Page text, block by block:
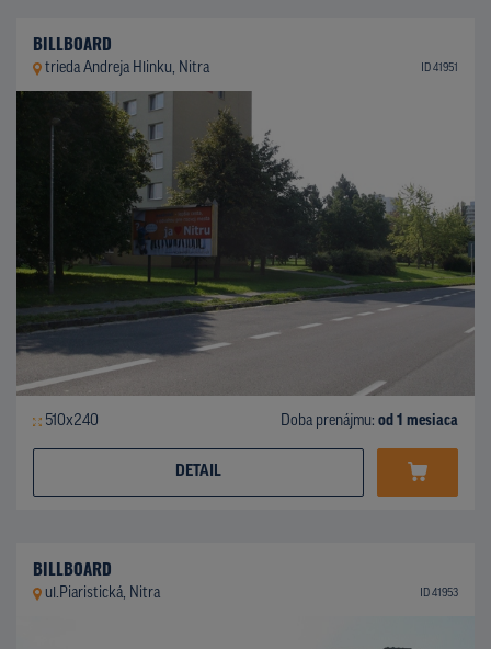
BILLBOARD
trieda Andreja Hlinku, Nitra ID 41951
510x240 Doba prenájmu: od 1 mesiaca
DETAIL
BILLBOARD
ul.Piaristická, Nitra ID 41953